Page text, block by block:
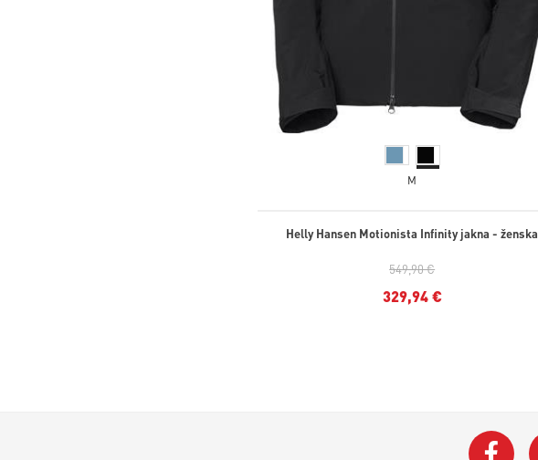
M
Helly Hansen Motionista Infinity jakna - ženska
549,90 €
329,94 €